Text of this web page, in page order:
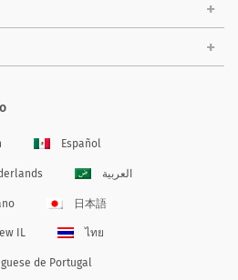
Español
العربية
日本語
IL ไทย
de Portugal